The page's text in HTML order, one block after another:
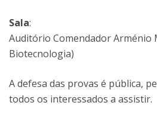
Sala:
Auditório Comendador Arménio
Biotecnologia)
A defesa das provas é pública,
todos os interessados a assistir.